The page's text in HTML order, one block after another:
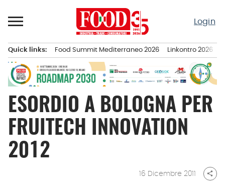
al
Login
principale
Quick links: Food Summit Mediterraneo 2026 Linkontro 2026
ESORDIO A BOLOGNA PER
FRUITECH INNOVATION
2012
16 Dicembre 2011 share